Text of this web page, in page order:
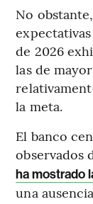
No
de 2026
las de
la meta.
El banco
observados
ha mostrado
una